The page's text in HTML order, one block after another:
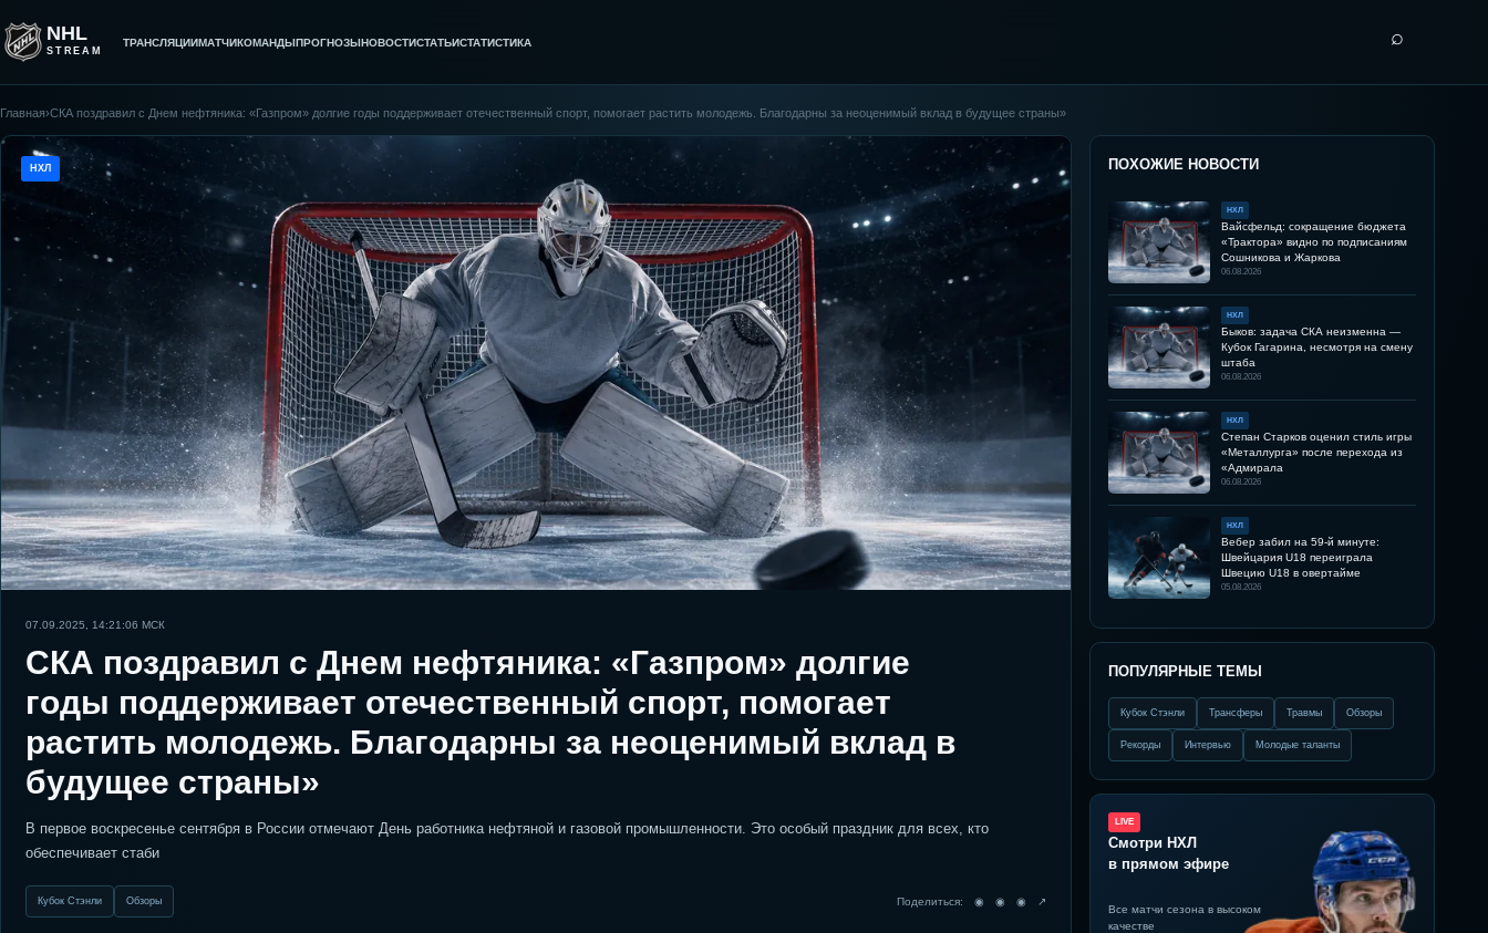
NHL
STREAM
ТРАНСЛЯЦИИМАТЧИКОМАНДЫПРОГНОЗЫНОВОСТИСТАТЬИСТАТИСТИКА ⌕
Главная›СКА поздравил с Днем нефтяника: «Газпром» долгие годы поддерживает отечественный спорт, помогает растить молодежь. Благодарны за неоценимый вклад в будущее страны»
НХЛ
07.09.2025, 14:21:06 МСК
СКА поздравил с Днем нефтяника: «Газпром» долгие
годы поддерживает отечественный спорт, помогает
растить молодежь. Благодарны за неоценимый вклад в
будущее страны»
В первое воскресенье сентября в России отмечают День работника нефтяной и газовой промышленности. Это особый праздник для всех, кто
обеспечивает стаби
Кубок Стэнли Обзоры Поделиться: ◉ ◉ ◉ ↗
ПОХОЖИЕ НОВОСТИ
НХЛ
Вайсфельд: сокращение бюджета
«Трактора» видно по подписаниям
Сошникова и Жаркова
06.08.2026
НХЛ
Быков: задача СКА неизменна —
Кубок Гагарина, несмотря на смену
штаба
06.08.2026
НХЛ
Степан Старков оценил стиль игры
«Металлурга» после перехода из
«Адмирала
06.08.2026
НХЛ
Вебер забил на 59-й минуте:
Швейцария U18 переиграла
Швецию U18 в овертайме
05.08.2026
ПОПУЛЯРНЫЕ ТЕМЫ
Кубок Стэнли Трансферы Травмы Обзоры
Рекорды Интервью Молодые таланты
LIVE
Смотри НХЛ
в прямом эфире
Все матчи сезона в высоком
качестве